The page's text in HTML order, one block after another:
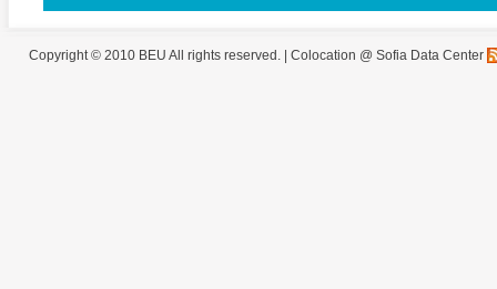
Copyright © 2010 BEU All rights reserved. | Colocation @ Sofia Data Center